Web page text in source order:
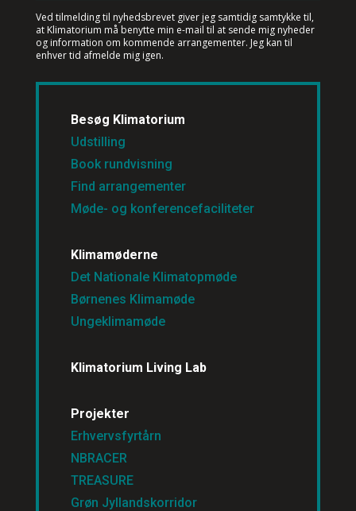
Ved tilmelding til nyhedsbrevet giver jeg samtidig samtykke til,
at Klimatorium må benytte min e-mail til at sende mig nyheder
og information om kommende arrangementer. Jeg kan til
enhver tid afmelde mig igen.
Besøg Klimatorium
Udstilling
Book rundvisning
Find arrangementer
Møde- og konferencefaciliteter
Klimamøderne
Det Nationale Klimatopmøde
Børnenes Klimamøde
Ungeklimamøde
Klimatorium Living Lab
Projekter
Erhvervsfyrtårn
NBRACER
TREASURE
Grøn Jyllandskorridor